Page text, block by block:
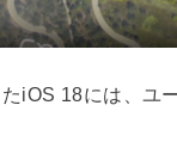
iOS 18には、ユ